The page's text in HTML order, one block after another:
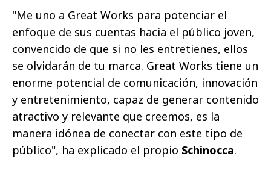
"Me uno a Great Works para potenciar el
enfoque de sus cuentas hacia el público joven,
convencido de que si no les entretienes, ellos
se olvidarán de tu marca. Great Works tiene un
enorme potencial de comunicación, innovación
y entretenimiento, capaz de generar contenido
atractivo y relevante que creemos, es la
manera idónea de conectar con este tipo de
público", ha explicado el propio Schinocca.